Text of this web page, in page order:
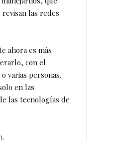
las redes
ahora es más
con el
varias personas.
en las
las tecnologías de
.